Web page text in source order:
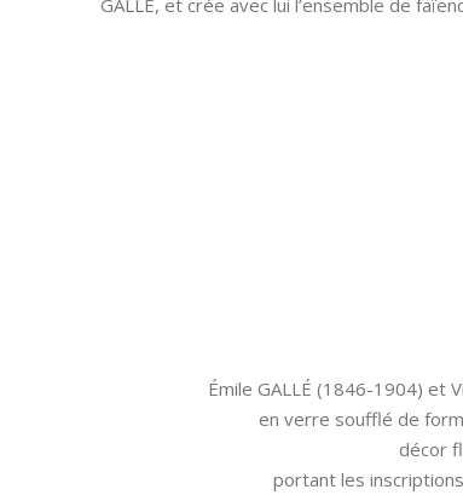
Émile GALLÉ (1846-1904) et
en verre soufflé de
décor
portant les